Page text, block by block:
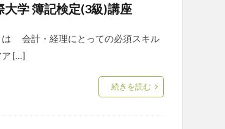
大学 簿記検定(3級)講座
は 会計・経理にとっての必須スキル
[…]
続きを読む